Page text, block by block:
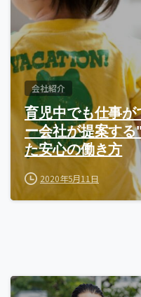
会社紹介
育児中でも仕事
ー会社が提案す
た安心の働き方
2020年5月11日